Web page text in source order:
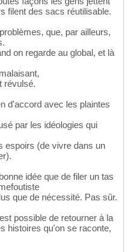
filent des sacs réutilisable.
que, par ailleurs,
on regarde au global, et là
révulsé.
d'accord avec les plaintes
par les idéologies qui
espoirs (de vivre dans un
idée que de filer un tas
que de nécessité. Pas sûr.
possible de retourner à la
histoires qu'on se raconte,